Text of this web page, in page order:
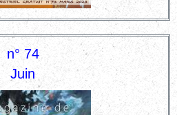
n° 74
Juin